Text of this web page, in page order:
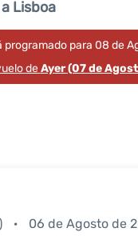
Lisboa
programado para 08 de
deAyer (07 de
06 de Agosto de